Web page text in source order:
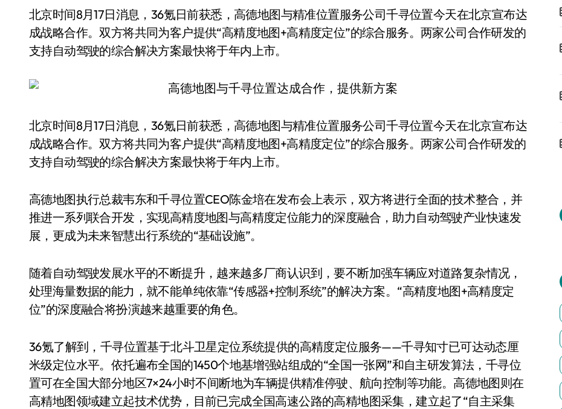
北京时间8月17日消息，36氪日前获悉，高德地图与精准位置服务公司千寻位置今天在北京宣布达
成战略合作。双方将共同为客户提供“高精度地图+高精度定位”的综合服务。两家公司合作研发的
支持自动驾驶的综合解决方案最快将于年内上市。
北京时间8月17日消息，36氪日前获悉，高德地图与精准位置服务公司千寻位置今天在北京宣布达
成战略合作。双方将共同为客户提供“高精度地图+高精度定位”的综合服务。两家公司合作研发的
支持自动驾驶的综合解决方案最快将于年内上市。
高德地图执行总裁韦东和千寻位置CEO陈金培在发布会上表示，双方将进行全面的技术整合，并
推进一系列联合开发，实现高精度地图与高精度定位能力的深度融合，助力自动驾驶产业快速发
展，更成为未来智慧出行系统的“基础设施”。
随着自动驾驶发展水平的不断提升，越来越多厂商认识到，要不断加强车辆应对道路复杂情况，
处理海量数据的能力，就不能单纯依靠“传感器+控制系统”的解决方案。“高精度地图+高精度定
位”的深度融合将扮演越来越重要的角色。
36氪了解到，千寻位置基于北斗卫星定位系统提供的高精度定位服务——千寻知寸已可达动态厘
米级定位水平。依托遍布全国的1450个地基增强站组成的“全国一张网”和自主研发算法，千寻位
置可在全国大部分地区7×24小时不间断地为车辆提供精准停驶、航向控制等功能。高德地图则在
高精地图领域建立起技术优势，目前已完成全国高速公路的高精地图采集，建立起了“自主采集